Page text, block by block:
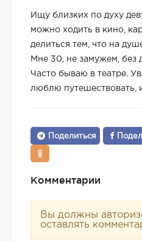
Ищу близких по духу
можно ходить в кино,
делиться тем, что на
Мне 30, не замужем, без
Часто бываю в театре.
люблю путешествовать,
Поделиться
Комментарии
Вы должны
оставлять